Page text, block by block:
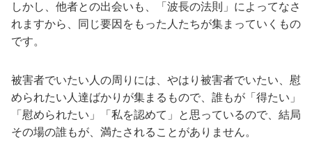
しかし、他者との出会いも、「波長の法則」によってなさ
れますから、同じ要因をもった人たちが集まっていくもの
です。
被害者でいたい人の周りには、やはり被害者でいたい、慰
められたい人達ばかりが集まるもので、誰もが「得たい」
「慰められたい」「私を認めて」と思っているので、結局
その場の誰もが、満たされることがありません。